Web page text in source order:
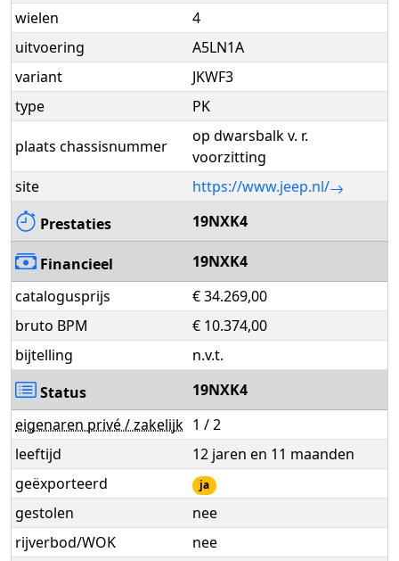
wielen
4
uitvoering
A5LN1A
variant
JKWF3
type
PK
plaats chassisnummer
op dwarsbalk v. r.
voorzitting
site
https://www.jeep.nl/
Prestaties
19NXK4
Financieel
19NXK4
catalogusprijs
€ 34.269,00
bruto BPM
€ 10.374,00
bijtelling
n.v.t.
Status
19NXK4
eigenaren privé / zakelijk 1 / 2
leeftijd
12 jaren en 11 maanden
geëxporteerd
ja
gestolen
nee
rijverbod/WOK
nee